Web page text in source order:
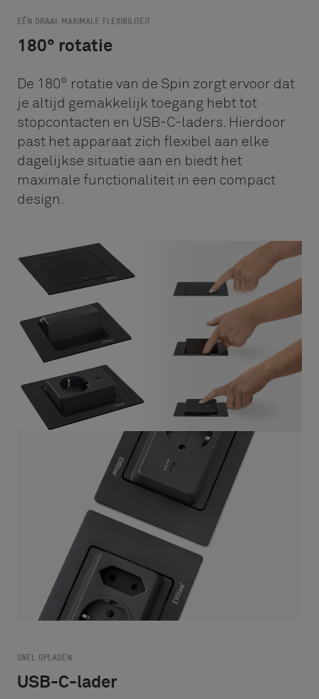
EÉN DRAAI. MAXIMALE FLEXIBILITEIT
180° rotatie
De 180° rotatie van de Spin zorgt ervoor dat
je altijd gemakkelijk toegang hebt tot
stopcontacten en USB-C-laders. Hierdoor
past het apparaat zich flexibel aan elke
dagelijkse situatie aan en biedt het
maximale functionaliteit in een compact
design.
SNEL OPLADEN
USB-C-lader